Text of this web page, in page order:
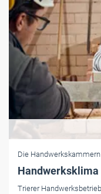
Die
Handwerksklima
Trierer